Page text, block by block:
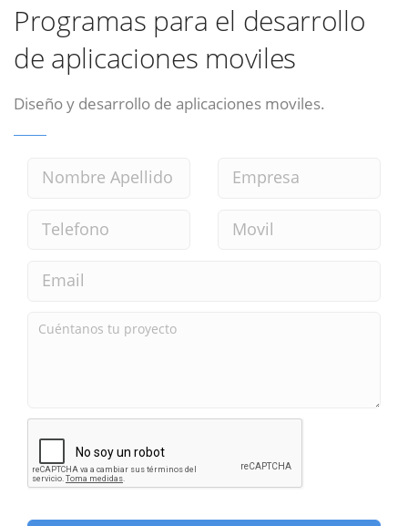
Programas para el desarrollo
de aplicaciones moviles
Diseño y desarrollo de aplicaciones moviles.